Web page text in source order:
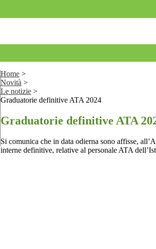
Home >
Novità >
Le notizie >
Graduatorie definitive ATA 2024
Graduatorie definitive ATA
Si comunica che in data odierna sono affisse,
interne definitive, relative al personale ATA d